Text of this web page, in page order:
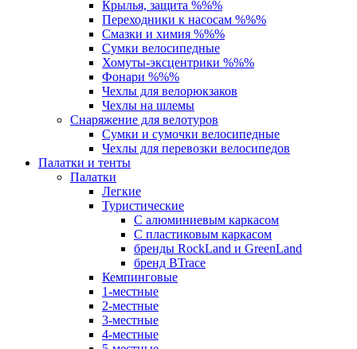
Крылья, защита %%%
Переходники к насосам %%%
Смазки и химия %%%
Сумки велосипедные
Хомуты-эксцентрики %%%
Фонари %%%
Чехлы для велорюкзаков
Чехлы на шлемы
Снаряжение для велотуров
Сумки и сумочки велосипедные
Чехлы для перевозки велосипедов
Палатки и тенты
Палатки
Легкие
Туристические
С алюминиевым каркасом
С пластиковым каркасом
бренды RockLand и GreenLand
бренд BTrace
Кемпинговые
1-местные
2-местные
3-местные
4-местные